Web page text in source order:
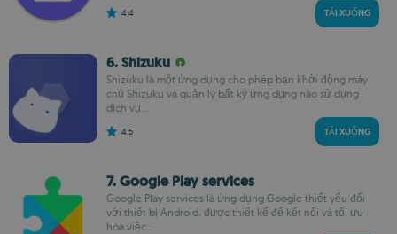
4.4 TẢI XUỐNG
6. Shizuku
Shizuku là một ứng dụng cho phép bạn khởi động máy
chủ Shizuku và quản lý bất kỳ ứng dụng nào sử dụng
dịch vụ...
4.5 TẢI XUỐNG
7. Google Play services
Google Play services là ứng dụng Google thiết yếu đối
với thiết bị Android, được thiết kế để kết nối và tối ưu
hóa việc...